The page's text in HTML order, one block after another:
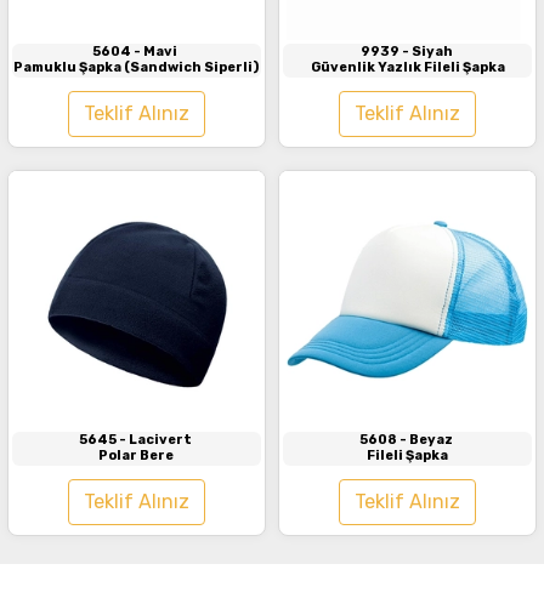
5604 - Mavi
Pamuklu Şapka (Sandwich Siperli)
Teklif Alınız
9939 - Siyah
Güvenlik Yazlık Fileli Şapka
Teklif Alınız
İncele
5645 - Lacivert
Polar Bere
Teklif Alınız
İncele
5608 - Beyaz
Fileli Şapka
Teklif Alınız